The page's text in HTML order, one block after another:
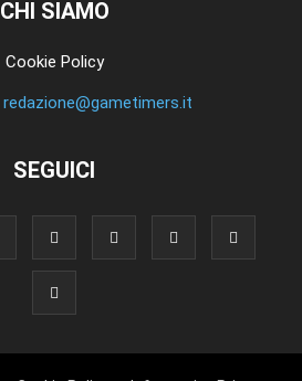
CHI SIAMO
Cookie Policy
redazione@gametimers.it
SEGUICI